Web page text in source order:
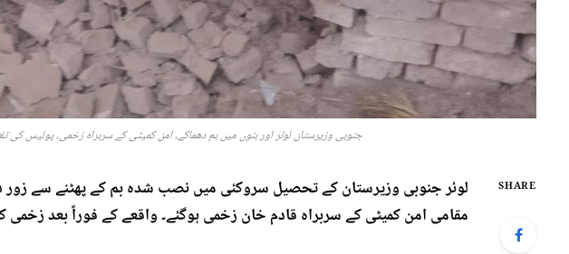
جنوبی وزیرستان لوئر اور بنوں میں بم دھماکے، امن کمیٹی کے سربراہ زخمی، پولیس کی
SHARE
لوئر جنوبی وزیرستان کے تحصیل سروکئی میں نصب شدہ بم کے پھٹنے سے زور
مقامی امن کمیٹی کے سربراہ قادم خان زخمی ہوگئے۔ واقعے کے فوراً بعد زخمی